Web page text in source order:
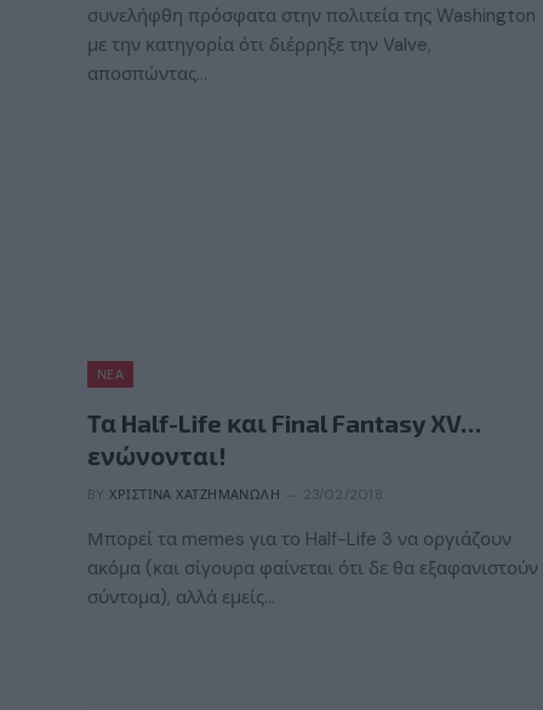
συνελήφθη πρόσφατα στην πολιτεία της Washington
με την κατηγορία ότι διέρρηξε την Valve,
αποσπώντας…
ΝΈΑ
Τα Half-Life και Final Fantasy XV…
ενώνονται!
BY ΧΡΙΣΤΊΝΑ ΧΑΤΖΗΜΑΝΏΛΗ 23/02/2018
Μπορεί τα memes για το Half-Life 3 να οργιάζουν
ακόμα (και σίγουρα φαίνεται ότι δε θα εξαφανιστούν
σύντομα), αλλά εμείς…